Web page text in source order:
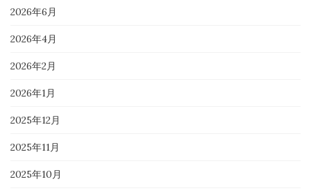
2026年6月
2026年4月
2026年2月
2026年1月
2025年12月
2025年11月
2025年10月